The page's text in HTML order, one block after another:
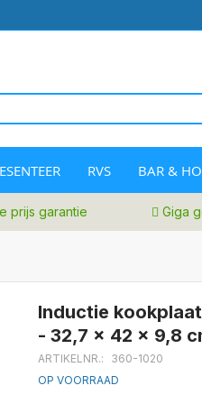
RVS BAR &
prijs garantie Giga
Inductie
- 32,7 x 42 x 9,8
ARTIKELNR.
360-1020
OP VOORRAAD